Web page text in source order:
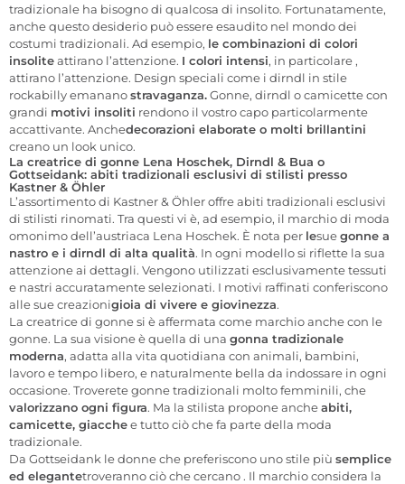
tradizionale ha bisogno di qualcosa di insolito. Fortunatamente,
anche questo desiderio può essere esaudito nel mondo dei
costumi tradizionali. Ad esempio, le combinazioni di colori
insoliteattirano l’attenzione. I colori intensi, in particolare ,
attirano l’attenzione. Design speciali come i dirndl in stile
rockabilly emananostravaganza.Gonne, dirndl o camicette con
grandi motivi insoliti rendono il vostro capo particolarmente
accattivante. Anchedecorazioni elaborate o molti brillantini
creano un look unico.
La creatrice di gonne Lena Hoschek, Dirndl & Bua o
Gottseidank: abiti tradizionali esclusivi di stilisti presso
Kastner & Öhler
L’assortimento di Kastner & Öhler offre abiti tradizionali esclusivi
di stilisti rinomati. Tra questi vi è, ad esempio, il marchio di moda
omonimo dell’austriaca Lena Hoschek. È nota per lesuegonne a
nastro e i dirndl di alta qualità. In ogni modello si riflette la sua
attenzione ai dettagli. Vengono utilizzati esclusivamente tessuti
e nastri accuratamente selezionati. I motivi raffinati conferiscono
alle sue creazionigioia di vivere e giovinezza.
La creatrice di gonne si è affermata come marchio anche con le
gonne. La sua visione èquella di una gonna tradizionale
moderna, adatta alla vita quotidiana con animali, bambini,
lavoro e tempo libero, e naturalmente bella da indossare in ogni
occasione. Troverete gonnetradizionali molto femminili, che
valorizzano ogni figura. Ma la stilista proponeancheabiti,
camicette, giacchee tutto ciò che fa parte della moda
tradizionale.
Da Gottseidank le donne che preferiscono uno stile più semplice
ed elegantetroveranno ciò che cercano . Il marchio considera la